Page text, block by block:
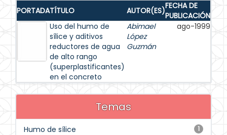
PORTADATÍTULO AUTOR(ES)FECHA DE
PUBLICACIÓN
Uso del humo de
sílice y aditivos
reductores de agua
de alto rango
(superplastificantes)
en el concreto
Abimael
López
Guzmán
ago-1999
Temas
1
Humo de sílice